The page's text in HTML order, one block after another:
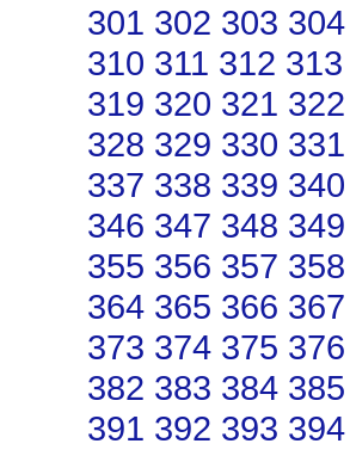
301 302 303 304
310 311 312 313
319 320 321 322
328 329 330 331
337 338 339 340
346 347 348 349
355 356 357 358
364 365 366 367
373 374 375 376
382 383 384 385
391 392 393 394